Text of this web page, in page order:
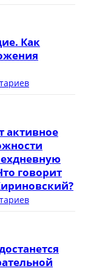
Как
активное
говорит